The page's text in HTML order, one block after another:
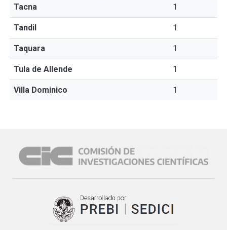
Tacna 1
Tandil 1
Taquara 1
Tula de Allende 1
Villa Dominico 1